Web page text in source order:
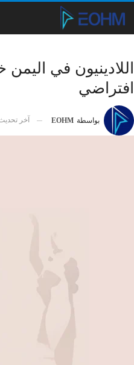
اللادينيون في
افتراضي
بواسطة EOHM آخر